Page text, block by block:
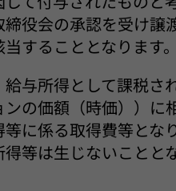
締役会の承認を受け譲
することとなります。
給与所得として課税さ
ンの価額（時価））に
等に係る取得費等とな
等は生じないことと